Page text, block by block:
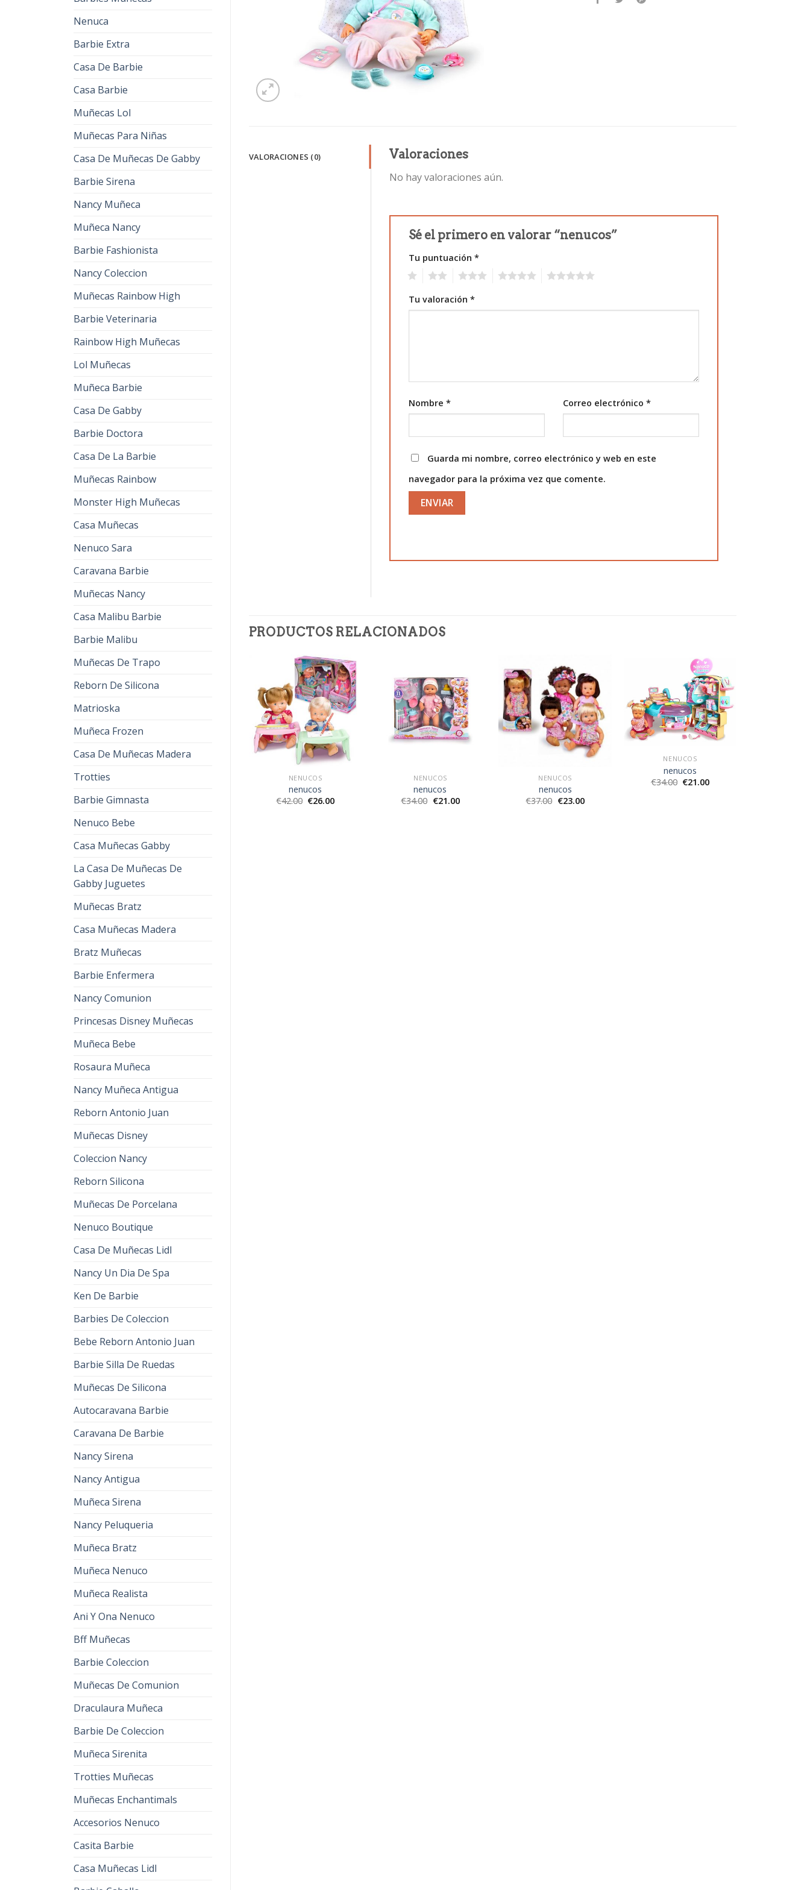
Nenuca
Barbie Extra
Casa De Barbie
Casa Barbie
Muñecas Lol
Muñecas Para Niñas
Casa De Muñecas De Gabby
Barbie Sirena
Nancy Muñeca
Muñeca Nancy
Barbie Fashionista
Nancy Coleccion
Muñecas Rainbow High
Barbie Veterinaria
Rainbow High Muñecas
Lol Muñecas
Muñeca Barbie
Casa De Gabby
Barbie Doctora
Casa De La Barbie
Muñecas Rainbow
Monster High Muñecas
Casa Muñecas
Nenuco Sara
Caravana Barbie
Muñecas Nancy
Casa Malibu Barbie
Barbie Malibu
Muñecas De Trapo
Reborn De Silicona
Matrioska
Muñeca Frozen
Casa De Muñecas Madera
Trotties
Barbie Gimnasta
Nenuco Bebe
Casa Muñecas Gabby
La Casa De Muñecas De
Gabby Juguetes
Muñecas Bratz
Casa Muñecas Madera
Bratz Muñecas
Barbie Enfermera
Nancy Comunion
Princesas Disney Muñecas
Muñeca Bebe
Rosaura Muñeca
Nancy Muñeca Antigua
Reborn Antonio Juan
Muñecas Disney
Coleccion Nancy
Reborn Silicona
Muñecas De Porcelana
Nenuco Boutique
Casa De Muñecas Lidl
Nancy Un Dia De Spa
Ken De Barbie
Barbies De Coleccion
Bebe Reborn Antonio Juan
Barbie Silla De Ruedas
Muñecas De Silicona
Autocaravana Barbie
Caravana De Barbie
Nancy Sirena
Nancy Antigua
Muñeca Sirena
Nancy Peluqueria
Muñeca Bratz
Muñeca Nenuco
Muñeca Realista
Ani Y Ona Nenuco
Bff Muñecas
Barbie Coleccion
Muñecas De Comunion
Draculaura Muñeca
Barbie De Coleccion
Muñeca Sirenita
Trotties Muñecas
Muñecas Enchantimals
Accesorios Nenuco
Casita Barbie
Casa Muñecas Lidl
VALORACIONES (0) Valoraciones
No hay valoraciones aún.
Sé el primero en valorar “nenucos”
Tu puntuación*
Tu valoración*
Nombre* Correo electrónico*
Guarda mi nombre, correo electrónico y web en este
navegador para la próxima vez que comente.
PRODUCTOS RELACIONADOS
NENUCOS
nenucos
€42.00 €26.00
NENUCOS
nenucos
€34.00 €21.00
NENUCOS
nenucos
€37.00 €23.00
NENUCOS
nenucos
€34.00 €21.00
25.00